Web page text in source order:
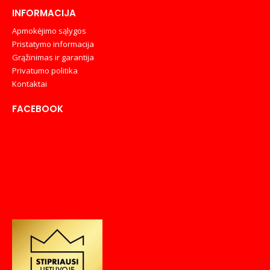
INFORMACIJA
Apmokėjimo sąlygos
Pristatymo informacija
Grąžinimas ir garantija
Privatumo politika
Kontaktai
FACEBOOK